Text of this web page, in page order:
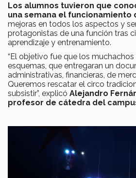
Los alumnos tuvieron que
una semana el funcionamiento
mejoras en todos los aspectos y
protagonistas de una función tras
aprendizaje y entrenamiento.
“El objetivo fue que los
esquemas, que entregaran un
administrativas, financieras, de
Queremos rescatar el circo
subsistir”, explicó Alejandro
profesor de cátedra del